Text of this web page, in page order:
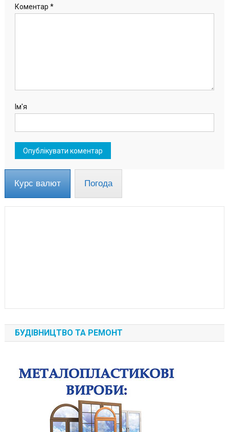
Коментар *
Ім'я
Курс валют Погода
БУДІВНИЦТВО ТА РЕМОНТ